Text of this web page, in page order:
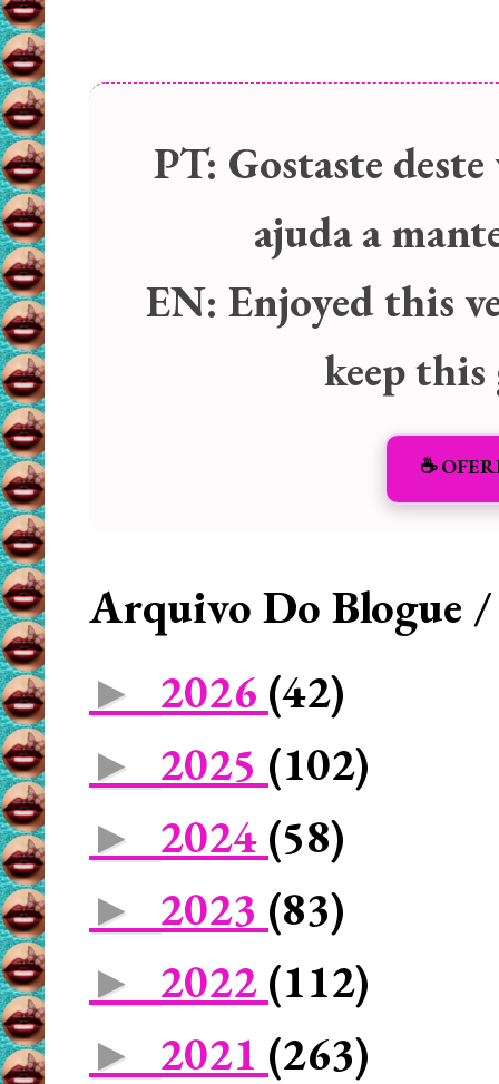
PT: Gostaste
ajuda a
EN: Enjoyed this
keep
☕️
Arquivo Do Blogue
► 2026 (42)
► 2025 (102)
► 2024 (58)
► 2023 (83)
► 2022 (112)
► 2021 (263)